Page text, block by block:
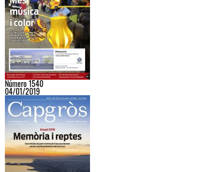
Número 1540
04/01/2019